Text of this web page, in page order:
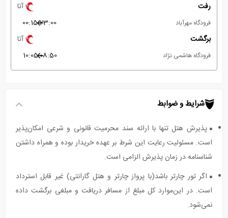
رفت
آتا
فرودگاه مهرآباد 23:00
00:15
برگشت
آتا
فرودگاه هاشمی نژاد 08:50
10:05
شرایط و ضوابط
پذیرش هتل تنها با ارائه سند محرمیت قانونی و شرعی امکان‌پذیر
است. مسئولیت رعایت این شرط بر عهده خریدار بوده و همراه داشتن
شناسنامه در زمان پذیرش الزامی است.
اگر تور چارتر باشد(با پرواز چارتر و هتل گارانتی) غیر قابل استرداد
است. در این‌موارد کل مبلغ از مسافر دریافت و مبلغی برگشت داده
نمی‌شود.